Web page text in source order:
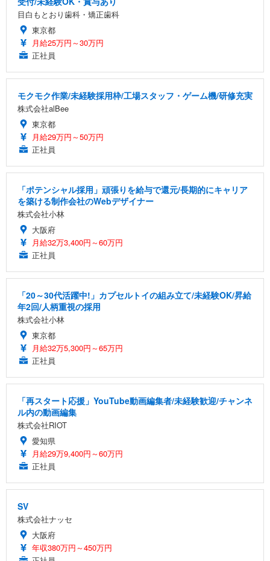
目白もとおり歯科・矯正歯科
東京都
月給25万円～30万円
正社員
モクモク作業/未経験採用枠/工場スタッフ・ゲーム機/研修充実
株式会社alBee
東京都
月給29万円～50万円
正社員
「ポテンシャル採用」頑張りを給与で還元/長期的にキャリア
を築ける制作会社のWebデザイナー
株式会社小林
大阪府
月給32万3,400円～60万円
正社員
「20～30代活躍中!」カプセルトイの組み立て/未経験OK/昇給
年2回/人柄重視の採用
株式会社小林
東京都
月給32万5,300円～65万円
正社員
「再スタート応援」YouTube動画編集者/未経験歓迎/チャンネ
ル内の動画編集
株式会社RIOT
愛知県
月給29万9,400円～60万円
正社員
SV
株式会社ナッセ
大阪府
年収380万円～450万円